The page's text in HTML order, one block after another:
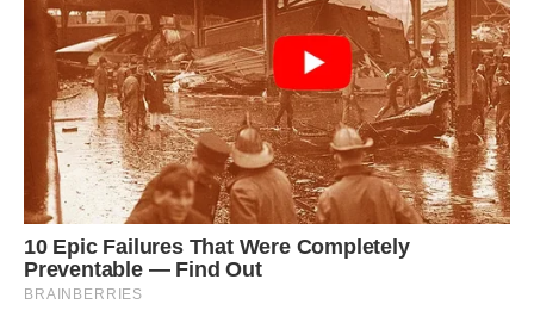
Цей етап вже пройшов в травні. Крім цього, на